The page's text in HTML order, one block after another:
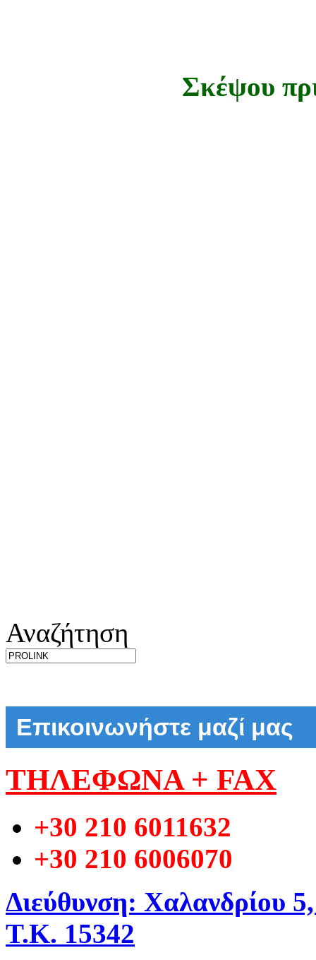
Σκέψου
Αναζήτηση
Επικοινωνήστε μαζί μας
ΤΗΛΕΦΩΝΑ + FAX
+30 210 6011632
+30 210 6006070
Διεύθυνση: Χαλανδρίου
Τ.Κ. 15342